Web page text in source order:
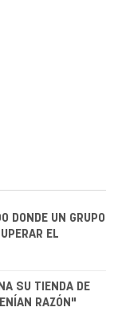
DONDE UN GRUPO
EL
SU TIENDA DE
RAZÓN"